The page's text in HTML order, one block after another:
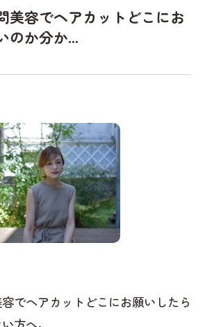
美容でヘアカットどこにお
のか分か...
容でヘアカットどこにお願いしたら